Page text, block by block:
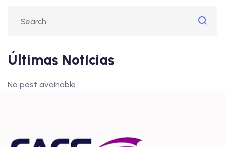
Últimas Notícias
No post avainable